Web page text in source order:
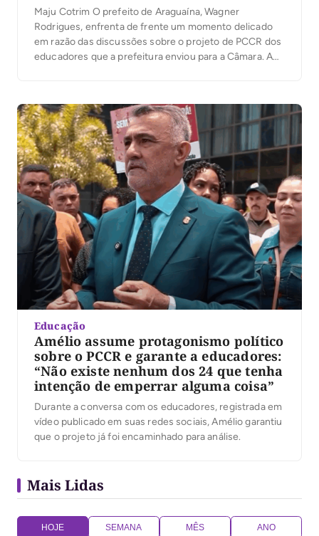
Maju Cotrim O prefeito de Araguaína, Wagner
Rodrigues, enfrenta de frente um momento delicado
em razão das discussões sobre o projeto de PCCR dos
educadores que a prefeitura enviou para a Câmara. A
pode quebrar em no máximo cinco anos […]
Educação
Amélio assume protagonismo político
sobre o PCCR e garante a educadores:
“Não existe nenhum dos 24 que tenha
intenção de emperrar alguma coisa”
Durante a conversa com os educadores, registrada em
vídeo publicado em suas redes sociais, Amélio garantiu
que o projeto já foi encaminhado para análise.
Mais Lidas
HOJE SEMANA MÊS ANO